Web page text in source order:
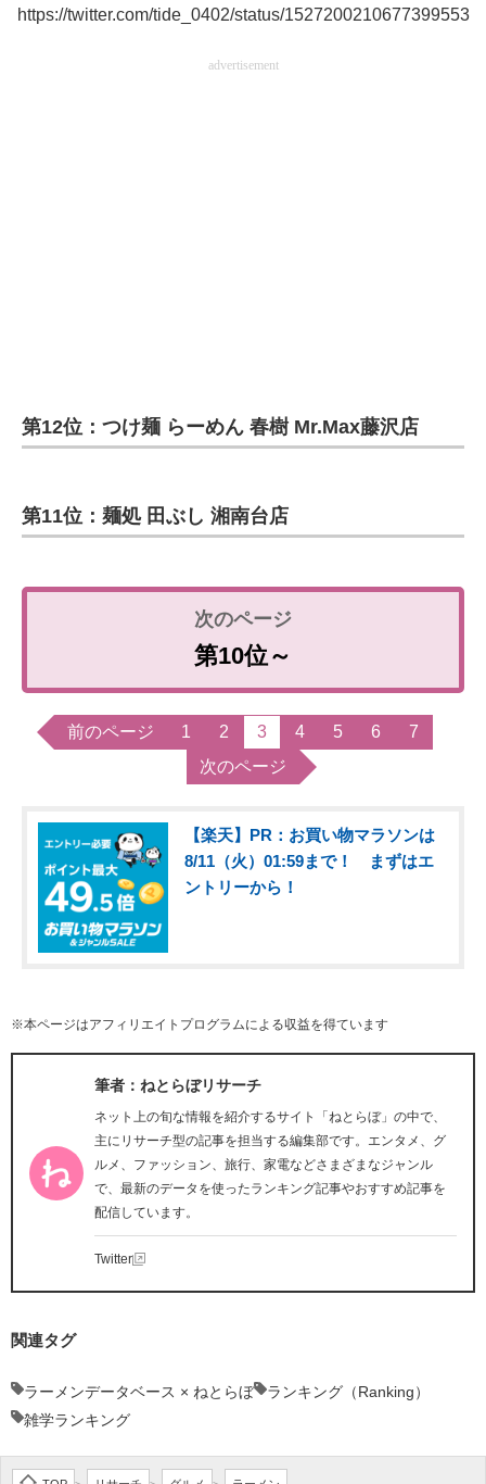
https://twitter.com/tide_0402/status/1527200210677399553
advertisement
第12位：つけ麺 らーめん 春樹 Mr.Max藤沢店
第11位：麺処 田ぶし 湘南台店
第10位～
前のページ 1 2 3 4 5 6
7
次のページ
【楽天】PR：お買い物マラソンは
8/11（火）01:59まで！ まずはエ
ントリーから！
※本ページはアフィリエイトプログラムによる収益を得ています
筆者：ねとらぼリサーチ
ネット上の旬な情報を紹介するサイト「ねとらぼ」の中で、
主にリサーチ型の記事を担当する編集部です。エンタメ、グ
ルメ、ファッション、旅行、家電などさまざまなジャンル
で、最新のデータを使ったランキング記事やおすすめ記事を
配信しています。
Twitter
関連タグ
ラーメンデータベース × ねとらぼ
ランキング（Ranking）
雑学ランキング